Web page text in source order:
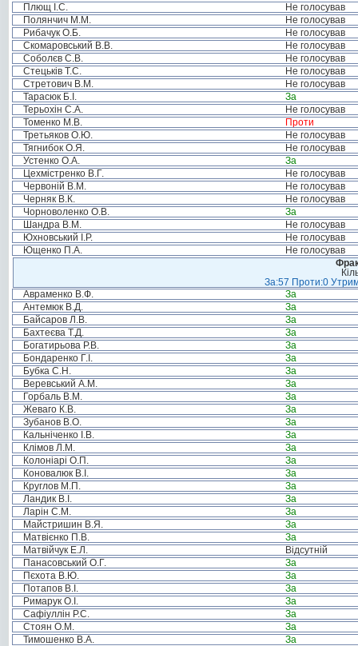
Плющ І.С.
Не голосував
Полянчич М.М.
Не голосував
Рибачук О.Б.
Не голосував
Скомаровський В.В.
Не голосував
Соболєв С.В.
Не голосував
Стецьків Т.С.
Не голосував
Стретович В.М.
Не голосував
Тарасюк Б.І.
За
Терьохін С.А.
Не голосував
Томенко М.В.
Проти
Третьяков О.Ю.
Не голосував
Тягнибок О.Я.
Не голосував
Устенко О.А.
За
Цехмістренко В.Г.
Не голосував
Червоній В.М.
Не голосував
Черняк В.К.
Не голосував
Чорноволенко О.В.
За
Шандра В.М.
Не голосував
Юхновський І.Р.
Не голосував
Ющенко П.А.
Не голосував
За:57 Проти:0
Авраменко В.Ф.
За
Антемюк В.Д.
За
Байсаров Л.В.
За
Бахтеєва Т.Д.
За
Богатирьова Р.В.
За
Бондаренко Г.І.
За
Бубка С.Н.
За
Веревський А.М.
За
Горбаль В.М.
За
Жеваго К.В.
За
Зубанов В.О.
За
Кальніченко І.В.
За
Клімов Л.М.
За
Колоніарі О.П.
За
Коновалюк В.І.
За
Круглов М.П.
За
Ландик В.І.
За
Ларін С.М.
За
Майстришин В.Я.
За
Матвієнко П.В.
За
Матвійчук Е.Л.
Відсутній
Панасовський О.Г.
За
Пєхота В.Ю.
За
Потапов В.І.
За
Римарук О.І.
За
Сафіуллін Р.С.
За
Стоян О.М.
За
Тимошенко В.А.
За